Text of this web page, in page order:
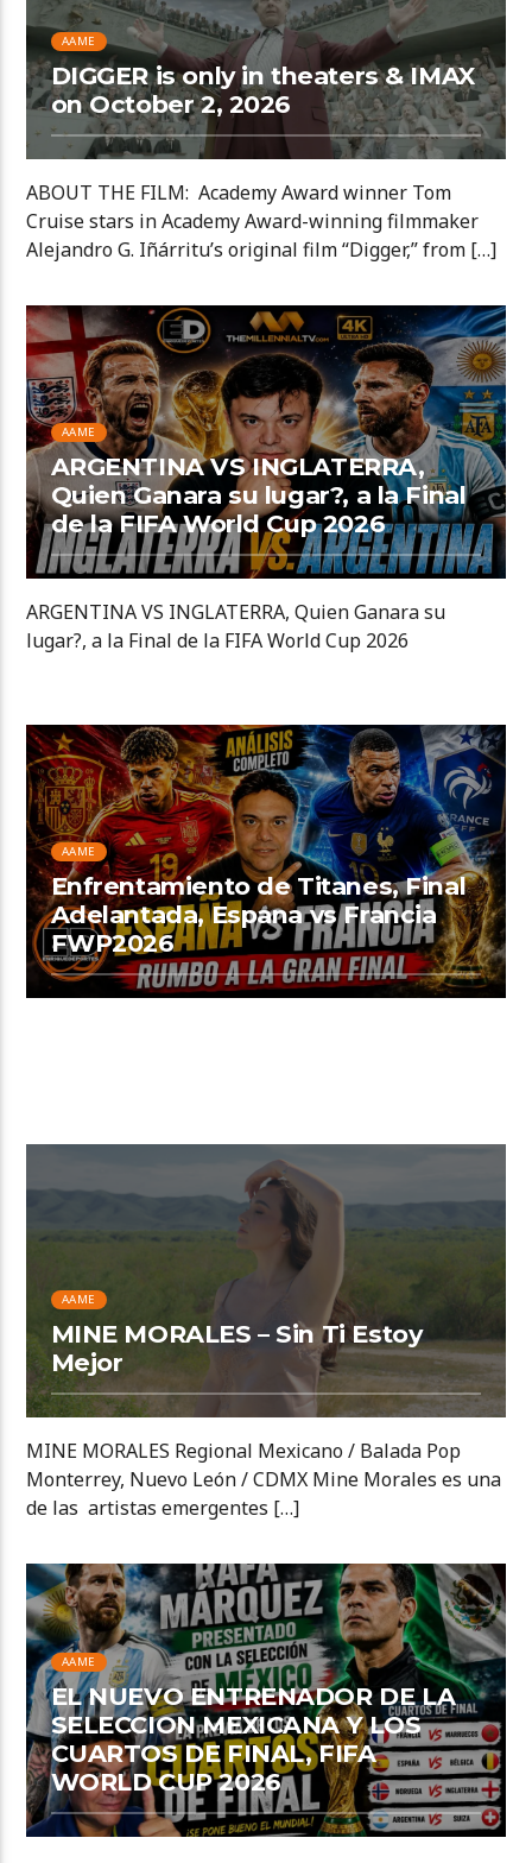
AAME
DIGGER is only in theaters & IMAX
on October 2, 2026
ABOUT THE FILM: Academy Award winner Tom
Cruise stars in Academy Award-winning filmmaker
Alejandro G. Iñárritu’s original film “Digger,” from […]
AAME
ARGENTINA VS INGLATERRA,
Quien Ganara su lugar?, a la Final
de la FIFA World Cup 2026
ARGENTINA VS INGLATERRA, Quien Ganara su
lugar?, a la Final de la FIFA World Cup 2026
AAME
Enfrentamiento de Titanes, Final
Adelantada, Espana vs Francia
FWP2026
AAME
MINE MORALES – Sin Ti Estoy
Mejor
MINE MORALES Regional Mexicano / Balada Pop
Monterrey, Nuevo León / CDMX Mine Morales es una
de las artistas emergentes […]
AAME
EL NUEVO ENTRENADOR DE LA
SELECCION MEXICANA Y LOS
CUARTOS DE FINAL, FIFA
WORLD CUP 2026